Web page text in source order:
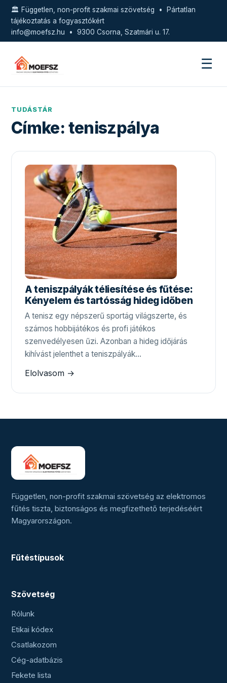
🏛️ Független, non-profit szakmai szövetség • Pártatlan
tájékoztatás a fogyasztókért
info@moefsz.hu • 9300 Csorna, Szatmári u. 17.
☰
TUDÁSTÁR
Címke: teniszpálya
A teniszpályák téliesítése és fűtése:
Kényelem és tartósság hideg időben
A tenisz egy népszerű sportág világszerte, és
számos hobbijátékos és profi játékos
szenvedélyesen űzi. Azonban a hideg időjárás
kihívást jelenthet a teniszpályák…
Elolvasom →
Független, non-profit szakmai szövetség az elektromos
fűtés tiszta, biztonságos és megfizethető terjedéséért
Magyarországon.
Fűtéstípusok
Szövetség
Rólunk
Etikai kódex
Csatlakozom
Cég-adatbázis
Fekete lista